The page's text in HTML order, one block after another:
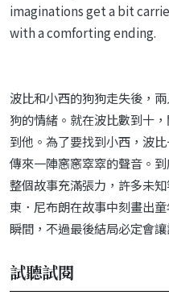
imaginations get a bit
with a comforting ending.
波比和小西的狗狗走失後，
狗的情緒。就在波比數到十
到他。為了要找到小西，波
傳來一陣窸窸窣窣的聲音。
整個故事充滿張力，許多未
東．尼布朗在故事中刻畫出
瞬間，不過最後結局必定會
試聽試閱